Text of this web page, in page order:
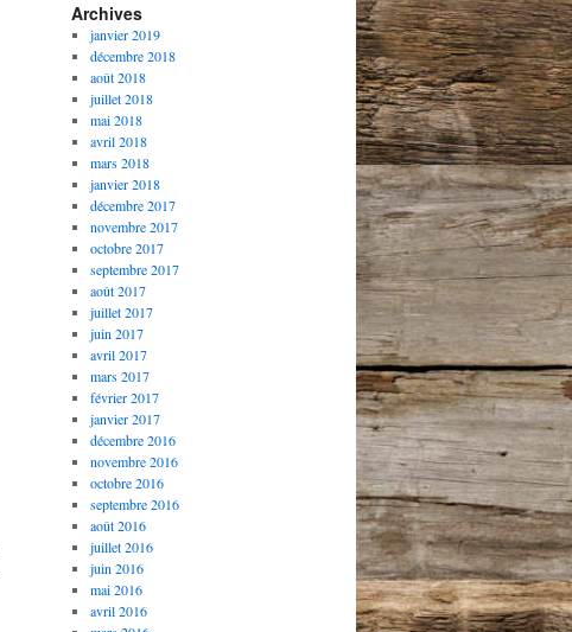
Archives
janvier 2019
décembre 2018
août 2018
juillet 2018
mai 2018
avril 2018
mars 2018
janvier 2018
décembre 2017
novembre 2017
octobre 2017
septembre 2017
août 2017
juillet 2017
juin 2017
avril 2017
mars 2017
février 2017
janvier 2017
décembre 2016
novembre 2016
octobre 2016
septembre 2016
août 2016
juillet 2016
juin 2016
mai 2016
avril 2016